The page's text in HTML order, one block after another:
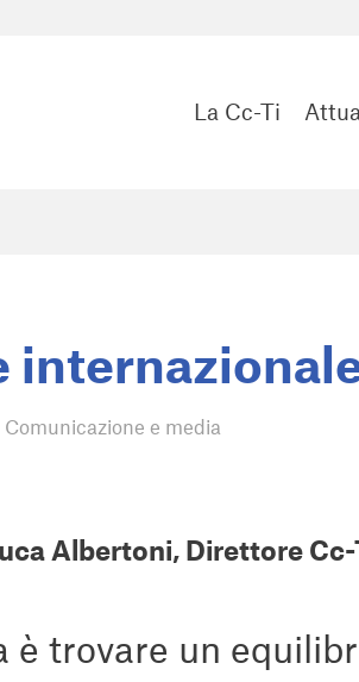
La Cc-Ti
Comunicazione e media
Albertoni, Direttore
è trovare un